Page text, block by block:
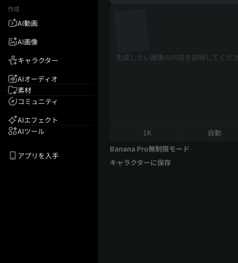
作成
AI動画
AI画像
キャラクター
AIオーディオ
素材
コミュニティ
AIエフェクト
AIツール
アプリを入手
1K 自動
Banana Pro無制限モード
キャラクターに保存